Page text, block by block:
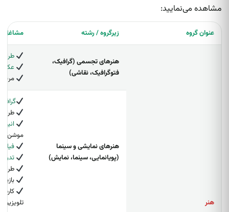
مشاهده می‌نمایید:
عنوان گروه زیرگروه / رشته مشاغل
هنر
هنرهای تجسمی (گرافیک،
فتوگرافیک، نقاشی)
طراح
مربی
هنرهای نمایشی و سینما
(پویانمایی، سینما، نمایش)
بازیگر
تلویزیونی